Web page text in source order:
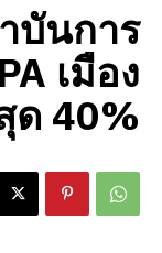
บันการ
เมือง
ด 40%